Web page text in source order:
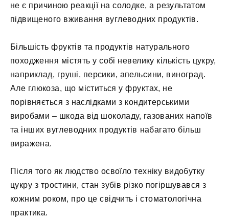
не є причиною реакції на солодке, а результатом
підвищеного вживання вуглеводних продуктів.
Більшість фруктів та продуктів натурального
походження містять у собі невелику кількість цукру,
наприклад, груші, персики, апельсини, виноград.
Але глюкоза, що міститься у фруктах, не
порівняється з наслідками з кондитерськими
виробами – шкода від шоколаду, газованих напоїв
та інших вуглеводних продуктів набагато більш
виражена.
Після того як людство освоїло техніку видобутку
цукру з тростини, стан зубів різко погіршувався з
кожним роком, про це свідчить і стоматологічна
практика.